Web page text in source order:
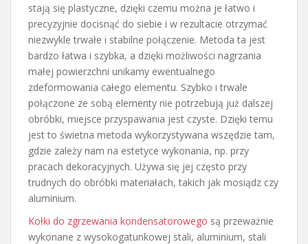
stają się plastyczne, dzięki czemu można je łatwo i
precyzyjnie docisnąć do siebie i w rezultacie otrzymać
niezwykle trwałe i stabilne połączenie. Metoda ta jest
bardzo łatwa i szybka, a dzięki możliwości nagrzania
małej powierzchni unikamy ewentualnego
zdeformowania całego elementu. Szybko i trwale
połączone ze sobą elementy nie potrzebują już dalszej
obróbki, miejsce przyspawania jest czyste. Dzięki temu
jest to świetna metoda wykorzystywana wszędzie tam,
gdzie zależy nam na estetyce wykonania, np. przy
pracach dekoracyjnych. Używa się jej często przy
trudnych do obróbki materiałach, takich jak mosiądz czy
aluminium.
Kołki do zgrzewania kondensatorowego są przeważnie
wykonane z wysokogatunkowej stali, aluminium, stali